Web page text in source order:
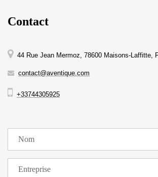
Contact
44 Rue Jean Mermoz, 78600 Maisons-Laffitte,
contact@aventique.com
+33744305925